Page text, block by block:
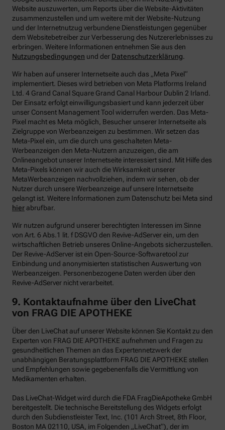
Website auszuwerten, um Reports über die Website-Aktivitäten
zusammenzustellen und um weitere mit der Website-Nutzung
und der Internetnutzug verbundene Dienstleistungen gegenüber
dem Websitebetreiber zur Verbesserung des Nutzererlebnisses zu
erbringen. Weitere Informationen entnehmen Sie aus den
Nutzungsbedingungen und der Datenschutzerklärung.
Wir haben auf unserer Internetseite auch das „Meta Pixel“
implementiert. Dieses wird betrieben von Meta Platforms Ireland
Ltd. 4 Grand Canal Square Grand Canal Harbour Dublin 2 Irland.
Der Einsatz erfolgt einwilligungsbasiert und kann jederzeit über
unser Consent Management Tool widerrufen werden. Das Meta-
Pixel macht es Meta möglich, Besucher unserer Internetseite als
Zielgruppe von Werbeanzeigen zu bestimmen. Wir setzen das
Meta-Pixel ein, um die durch uns geschalteten Meta-
Werbeanzeigen den Meta-Nutzern anzuzeigen, die am
Onlineangebot unserer Internetseite interessiert sind. Mit Hilfe des
Meta-Pixels können wir auch die Wirksamkeit unserer
MetaWerbeanzeigen nachvollziehen, indem wir sehen, ob der
Nutzer durch unsere Werbeanzeige auf unsere Internetseite
gelangt ist. Weitere Informationen zum Datenschutz bei Meta sind
hier abrufbar.
Wir nutzen aufgrund unserer berechtigten Interessen im Sinne
von Art. 6 Abs.1 lit. f DSGVO den Revive-AdServer ein, um den
wirtschaftlichen Betrieb unseres Online-Angebots sicherzustellen.
Der Revive-AdServer ist ein Open-Source-Softwaretool zur
Einbindung und anonymisierten statistischen Auswertung von
Werbeanzeigen. Personenbezogene Daten werden über den
Revive-AdServer nicht verarbeitet.
9. Kontaktaufnahme über den LiveChat
von FRAG DIE APOTHEKE
Über den LiveChat auf unserer Website können Sie Kontakt zu den
Experten von FRAG DIE APOTHEKE aufnehmen und Fragen zu
gesundheitlichen Themen an das Expertennetzwerk der
unabhängigen Beratungsplattform FRAG DIE APOTHEKE stellen
und Empfehlungen sowie gegebenenfalls die Vermittlung von
Medikamenten erhalten.
Das LiveChat-Widget wird durch die FDA FragDieApotheke GmbH
bereitgestellt. Die technische Bereitstellung des Widgets erfolgt
durch den Subdienstleister Text, Inc. (101 Arch Street, 8th Floor,
Boston MA 02110, USA, im Folgenden „LiveChat“), der im